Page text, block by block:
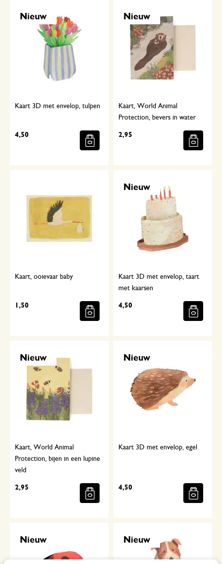
Nieuw
Kaart 3D met envelop, tulpen
4,50
Nieuw
Kaart, World Animal
Protection, bevers in water
2,95
Kaart, ooievaar baby
1,50
Nieuw
Kaart 3D met envelop, taart
met kaarsen
4,50
Nieuw
Kaart, World Animal
Protection, bijen in een lupine
veld
2,95
Nieuw
Kaart 3D met envelop, egel
4,50
Nieuw Nieuw